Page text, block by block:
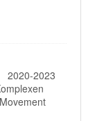
2020-2023